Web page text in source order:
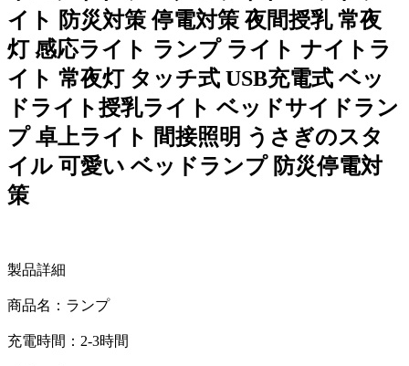
イト 防災対策 停電対策 夜間授乳 常夜
灯 感応ライト ランプ ライト ナイトラ
イト 常夜灯 タッチ式 USB充電式 ベッ
ドライト授乳ライト ベッドサイドラン
プ 卓上ライト 間接照明 うさぎのスタ
イル 可愛い ベッドランプ 防災停電対
策
製品詳細
商品名：ランプ
充電時間：2-3時間